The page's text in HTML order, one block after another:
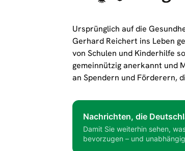
Ursprünglich auf die
Gerhard Reichert ins Leben
von Schulen und Kinderhilfe
gemeinnützig anerkannt und
an Spendern und Förderern,
Nachrichten, die
Damit Sie weiterhin sehen,
bevorzugen – und